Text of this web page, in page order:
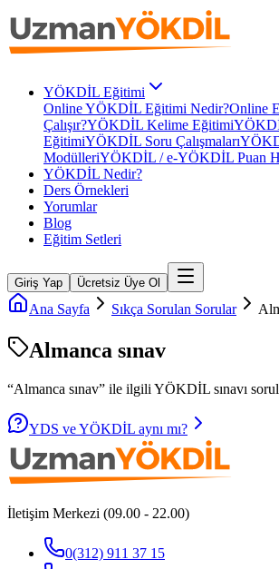
YÖKDİL Eğitimi
Online YÖKDİL Eğitimi Nedir?Online
Çalışır?YÖKDİL Kelime Eğitimi
EğitimiYÖKDİL Soru Çalışmaları
ModülleriYÖKDİL / e-YÖKDİL Puan
YÖKDİL Nedir?
Ders Örnekleri
Yorumlar
Blog
Eğitim Setleri
Giriş Yap Ücretsiz Üye Ol
Ana Sayfa Sıkça Sorulan Sorular
Almanca sınav
“Almanca sınav” ile ilgili YÖKDİL sınavı
YDS ve YÖKDİL aynı mı?
İletişim Merkezi (09.00 - 22.00)
0(312) 911 37 15